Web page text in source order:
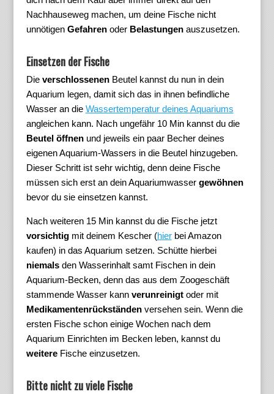
Nachhauseweg machen, um deine Fische nicht
unnötigen Gefahrenoder Belastungenauszusetzen.
Einsetzen der Fische
Die verschlossenenBeutel kannst du nun in dein
Aquarium legen, damit sich das in ihnen befindliche
Wasser an die Wassertemperatur deines Aquariums
angleichen kann. Nach ungefähr 10 Min kannst du die
Beutel öffnenund jeweils ein paar Becher deines
eigenen Aquarium-Wassers in die Beutel hinzugeben.
Dieser Schritt ist sehr wichtig, denn deine Fische
müssen sich erst an dein Aquariumwasser gewöhnen
bevor du sie einsetzen kannst.
Nach weiteren 15 Min kannst du die Fische jetzt
vorsichtigmit deinem Kescher (hierbei Amazon
kaufen) in das Aquarium setzen. Schütte hierbei
niemalsden Wasserinhalt samt Fischen in dein
Aquarium-Becken, denn das aus dem Zoogeschäft
stammende Wasser kann verunreinigtoder mit
Medikamentenrückständenversehen sein. Wenn die
ersten Fische schon einige Wochen nach dem
Aquarium Einrichten im Becken leben, kannst du
weitereFische einzusetzen.
Bitte nicht zu viele Fische